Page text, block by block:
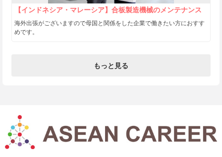
【インドネシア・マレーシア】合板製造機械のメンテナンス
海外出張がございますので母国と関係をした企業で働きたい方におすす
めです。
もっと見る